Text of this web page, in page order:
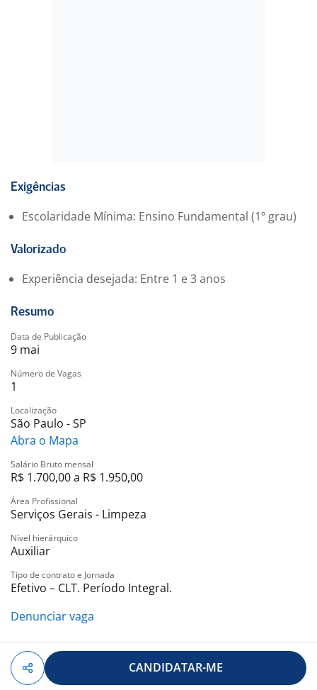
Exigências
Escolaridade Mínima: Ensino Fundamental (1º grau)
Valorizado
Experiência desejada: Entre 1 e 3 anos
Resumo
Data de Publicação
9 mai
Número de Vagas
1
Localização
São Paulo - SP
Abra o Mapa
Salário Bruto mensal
R$ 1.700,00 a R$ 1.950,00
Área Profissional
Serviços Gerais - Limpeza
Nível hierárquico
Auxiliar
Tipo de contrato e Jornada
Efetivo – CLT. Período Integral.
Denunciar vaga
CANDIDATAR-ME